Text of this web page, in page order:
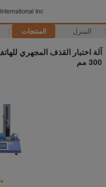
Inc.
المنزل المنتجات
300 مم